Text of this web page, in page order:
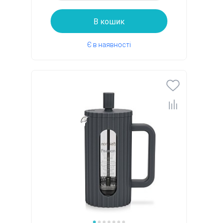
В кошик
Є в наявності